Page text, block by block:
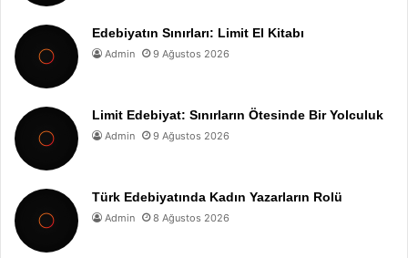
Edebiyatın Sınırları: Limit El Kitabı
Admin 9 Ağustos 2026
Limit Edebiyat: Sınırların Ötesinde Bir Yolculuk
Admin 9 Ağustos 2026
Türk Edebiyatında Kadın Yazarların Rolü
Admin 8 Ağustos 2026